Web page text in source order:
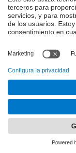
- C si S es
- B si S es
- A si S es 0.7
Básico
Mining
J;